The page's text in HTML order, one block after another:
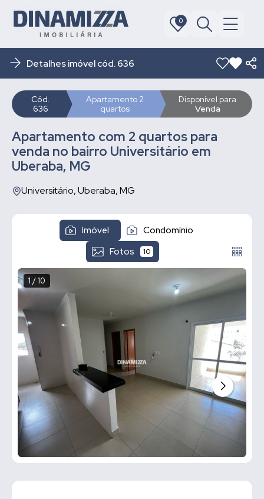
0
0
Detalhes imóvel cód. 636
Cód.
636
Apartamento 2
quartos
Disponível para
Venda
Apartamento com 2 quartos para
venda no bairro Universitário em
Uberaba, MG
Universitário, Uberaba, MG
Imóvel
Condomínio
Fotos
10
1 / 10